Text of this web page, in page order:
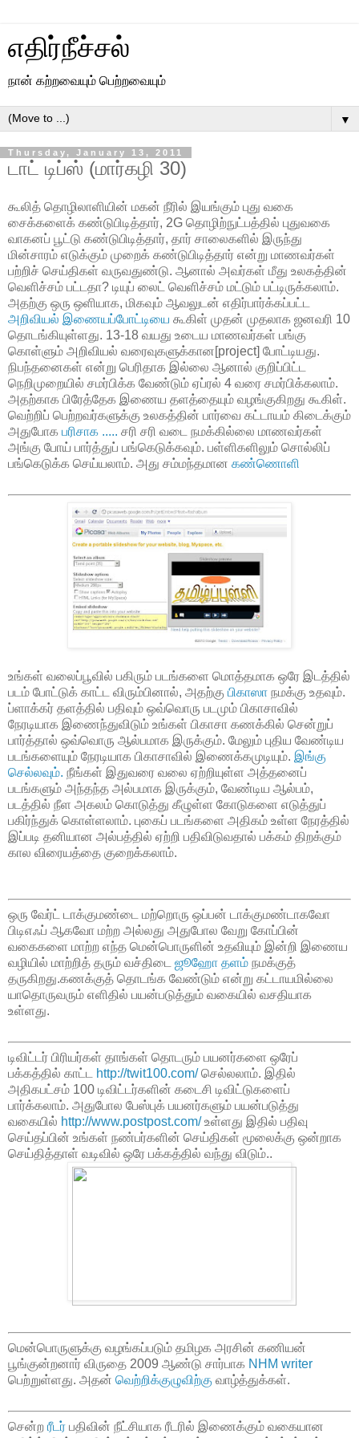
எதிர்நீச்சல்
நான் கற்றவையும் பெற்றவையும்
▼
Thursday, January 13, 2011
டாட் டிப்ஸ் (மார்கழி 30)
கூலித் தொழிலாளியின் மகன் நீரில் இயங்கும் புது வகை
சைக்களைக் கண்டுபிடித்தார், 2G தொழிற்நுட்பத்தில் புதுவகை
வாகனப் பூட்டு கண்டுபிடித்தார், தார் சாலைகளில் இருந்து
மின்சாரம் எடுக்கும் முறைக் கண்டுபிடித்தார் என்று மாணவர்கள்
பற்றிச் செய்திகள் வருவதுண்டு. ஆனால் அவர்கள் மீது உலகத்தின்
வெளிச்சம் பட்டதா? டியுப் லைட் வெளிச்சம் மட்டும் பட்டிருக்கலாம்.
அதற்கு ஒரு ஒளியாக, மிகவும் ஆவலுடன் எதிர்பார்க்கப்பட்ட
அறிவியல் இணையப்போட்டியை கூகிள் முதன் முதலாக ஜனவரி 10
தொடங்கியுள்ளது. 13-18 வயது உடைய மாணவர்கள் பங்கு
கொள்ளும் அறிவியல் வரைவுகளுக்கான[project] போட்டியது.
நிபந்தனைகள் என்று பெரிதாக இல்லை ஆனால் குறிப்பிட்ட
நெறிமுறையில் சமர்பிக்க வேண்டும் ஏப்ரல் 4 வரை சமர்பிக்கலாம்.
அதற்காக பிரேத்தேக இணைய தளத்தையும் வழங்குகிறது கூகிள்.
வெற்றிப் பெற்றவர்களுக்கு உலகத்தின் பார்வை கட்டாயம் கிடைக்கும்
அதுபோக பரிசாக ..... சரி சரி வடை நமக்கில்லை மாணவர்கள்
அங்கு போய் பார்த்துப் பங்கெடுக்கவும். பள்ளிகளிலும் சொல்லிப்
பங்கெடுக்க செய்யலாம். அது சம்மந்தமான கண்ணொளி
உங்கள் வலைப்பூவில் பகிரும் படங்களை மொத்தமாக ஒரே இடத்தில்
படம் போட்டுக் காட்ட விரும்பினால், அதற்கு பிகாஸா நமக்கு உதவும்.
ப்ளாக்கர் தளத்தில் பதிவும் ஒவ்வொரு படமும் பிகாசாவில்
நேரடியாக இணைந்துவிடும் உங்கள் பிகாசா கணக்கில் சென்றுப்
பார்த்தால் ஒவ்வொரு ஆல்பமாக இருக்கும். மேலும் புதிய வேண்டிய
படங்களையும் நேரடியாக பிகாசாவில் இணைக்கமுடியும். இங்கு
செல்லவும். நீங்கள் இதுவரை வலை ஏற்றியுள்ள அத்தனைப்
படங்களும் அந்தந்த அல்பமாக இருக்கும், வேண்டிய ஆல்பம்,
படத்தில் நீள அகலம் கொடுத்து கீழுள்ள கோடுகளை எடுத்துப்
பகிர்ந்துக் கொள்ளலாம். புகைப் படங்களை அதிகம் உள்ள நேரத்தில்
இப்படி தனியான அல்பத்தில் ஏற்றி பதிவிடுவதால் பக்கம் திறக்கும்
கால விரையத்தை குறைக்கலாம்.
ஒரு வேர்ட் டாக்குமண்டை மற்றொரு ஒப்பன் டாக்குமண்டாகவோ
பிடிஎஃப் ஆகவோ மற்ற அல்லது அதுபோல வேறு கோப்பின்
வகைகளை மாற்ற எந்த மென்பொருளின் உதவியும் இன்றி இணைய
வழியில் மாற்றித் தரும் வச்திடை ஜூஹோ தளம் நமக்குத்
தருகிறது.கணக்குத் தொடங்க வேண்டும் என்று கட்டாயமில்லை
யாதொருவரும் எளிதில் பயன்படுத்தும் வகையில் வசதியாக
உள்ளது.
டிவிட்டர் பிரியர்கள் தாங்கள் தொடரும் பயனர்களை ஒரேப்
பக்கத்தில் காட்ட
http://twit100.com/செல்லலாம். இதில்
அதிகபட்சம் 100 டிவிட்டர்களின் கடைசி டிவிட்டுகளைப்
பார்க்கலாம். அதுபோல பேஸ்புக் பயனர்களும் பயன்படுத்து
வகையில் http://www.postpost.com/உள்ளது இதில் பதிவு
செய்தப்பின் உங்கள் நண்பர்களின் செய்திகள் மூலைக்கு ஒன்றாக
செய்தித்தாள் வடிவில் ஒரே பக்கத்தில் வந்து விடும்..
மென்பொருளுக்கு வழங்கப்படும் தமிழக அரசின் கணியன்
பூங்குன்றனார் விருதை 2009 ஆண்டு சார்பாக NHM writer
பெற்றுள்ளது. அதன் வெற்றிக்குழுவிற்கு வாழ்த்துக்கள்.
சென்ற ரீடர் பதிவின் நீட்சியாக ரீடரில் இணைக்கும் வகையான